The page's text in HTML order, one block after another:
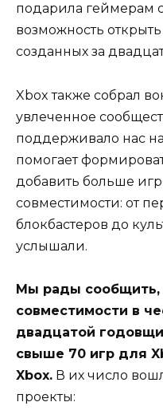
подарила геймерам
возможность
созданных за
Xbox также собрал
увлеченное
поддерживало нас
помогает
добавить больше игр
совместимости: от
блокбастеров до
услышали.
Мы рады сообщить,
совместимости в
двадцатой
свыше 70 игр для
Xbox. В их число
проекты: